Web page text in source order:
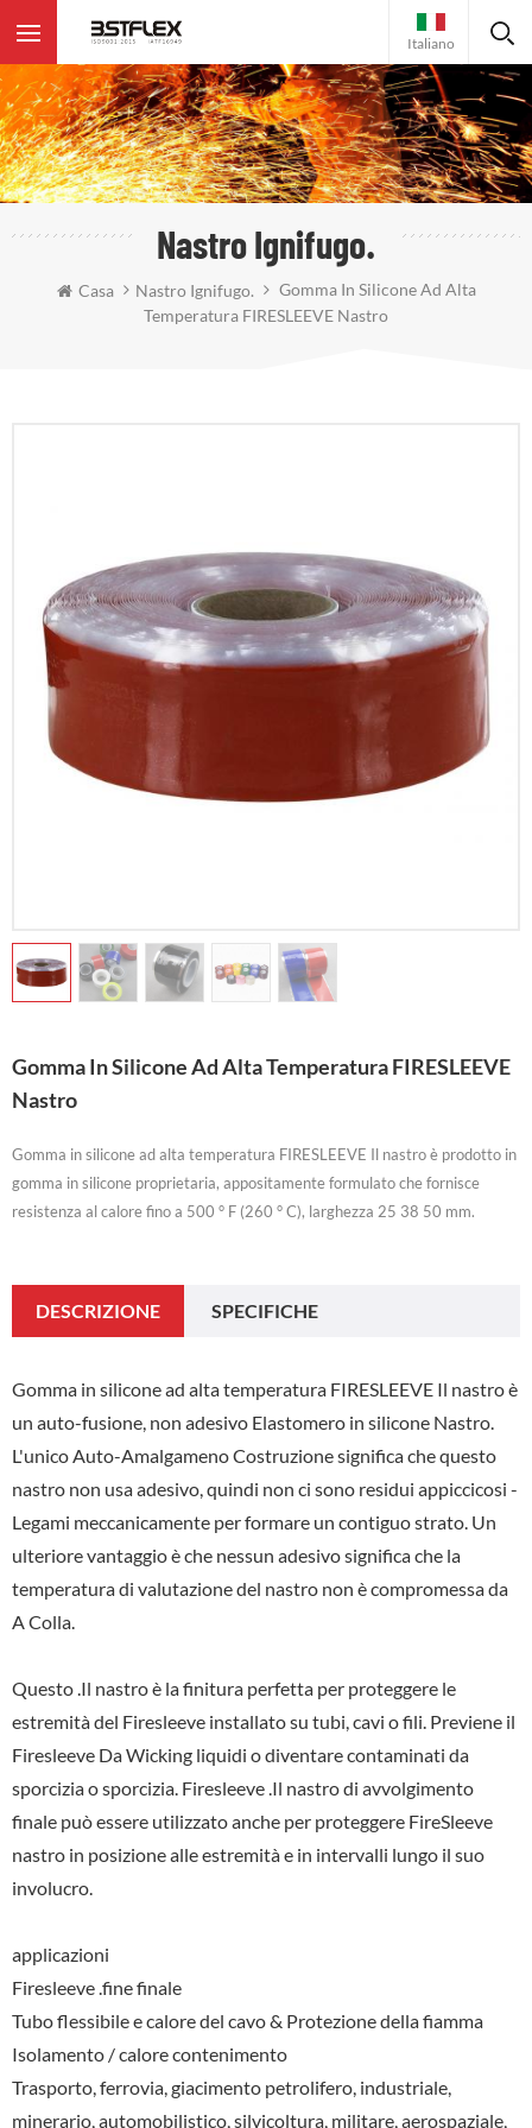
Italiano
Nastro Ignifugo.
Casa Nastro Ignifugo.
Gomma In Silicone Ad Alta
Temperatura FIRESLEEVE Nastro
Gomma In Silicone Ad Alta Temperatura FIRESLEEVE
Nastro
Gomma in silicone ad alta temperatura FIRESLEEVE Il nastro è prodotto in
gomma in silicone proprietaria, appositamente formulato che fornisce
resistenza al calore fino a 500 ° F (260 ° C), larghezza 25 38 50 mm.
DESCRIZIONE SPECIFICHE
Gomma in silicone ad alta temperatura FIRESLEEVE Il nastro è
un auto-fusione, non adesivo Elastomero in silicone Nastro.
L'unico Auto-Amalgameno Costruzione significa che questo
nastro non usa adesivo, quindi non ci sono residui appiccicosi -
Legami meccanicamente per formare un contiguo strato. Un
ulteriore vantaggio è che nessun adesivo significa che la
temperatura di valutazione del nastro non è compromessa da
A Colla.
Questo .Il nastro è la finitura perfetta per proteggere le
estremità del Firesleeve installato su tubi, cavi o fili. Previene il
Firesleeve Da Wicking liquidi o diventare contaminati da
sporcizia o sporcizia. Firesleeve .Il nastro di avvolgimento
finale può essere utilizzato anche per proteggere FireSleeve
nastro in posizione alle estremità e in intervalli lungo il suo
involucro.
applicazioni
Firesleeve .fine finale
Tubo flessibile e calore del cavo & Protezione della fiamma
Isolamento / calore contenimento
Trasporto, ferrovia, giacimento petrolifero, industriale,
minerario, automobilistico, silvicoltura, militare, aerospaziale,